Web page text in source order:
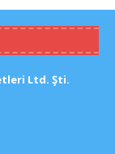
Ltd. Şti.